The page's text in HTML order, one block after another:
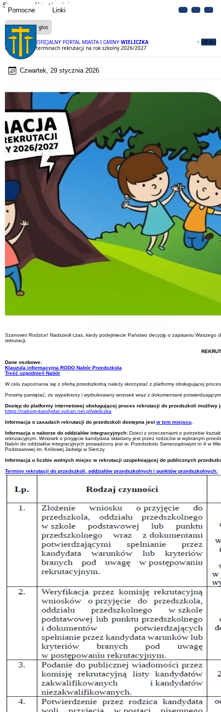
Pomocne Linki
OFICJALNY PORTAL MIASTA I GMINY WIELICZKA MENU
Strona Aktualności
Czytaj na głos
Informacja o terminach rekrutacji na rok szkolny 2026/2027
Czwartek, 29 stycznia 2026
Szanowni Rodzice! Nadszedł czas, kiedy podejmiecie Państwo decyzję o zapisaniu
rekrutacji.
Dane osobowe:
Klauzula informacyjna RODO Nabór Przedszkola
Treść uzgodnień Nabór
W celu zapoznania się z ofertą przedszkolną należy skorzystać z platformy obsługującej
Prosimy pamiętać, że wypełniony i wydrukowany wniosek wraz z dokumentami
Dostęp do platformy internetowej obsługującej proces rekrutacji do przedszkoli możliwy
https://naborp-kandydat.vulcan.net.pl/wieliczka
Informacja o zasadach rekrutacji do przedszkoli dostępna jestw tym miejscu
Informacja o naborze do oddziałów integracyjnych: Dzieci z orzeczeniami o potrzebie
rekrutacyjnym. Wniosek o przyjęcie kandydata składany jest przez rodziców w wybranym
Nabór do oddziałów integracyjnych prowadzony jest w: Przedszkolu Samorządowym nr 4 w
Podstawowej im. Królowej Jadwigi w Sierczy.
Informacja o liczbie wolnych miejsc w rekrutacji uzupełniającej do publicznych
Terminy rekrutacji do przedszkoli, oddziałów przedszkolnych i punktów przedszkolnych: